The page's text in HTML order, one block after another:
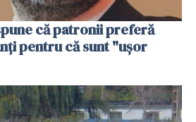
că patronii preferă
pentru că sunt "uşor